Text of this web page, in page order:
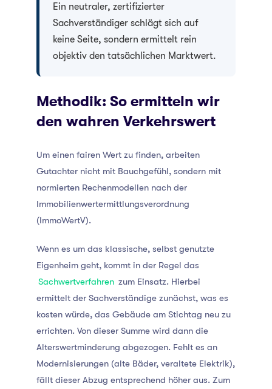
Ein neutraler, zertifizierter
Sachverständiger schlägt sich auf
keine Seite, sondern ermittelt rein
objektiv den tatsächlichen Marktwert.
Methodik: So ermitteln wir
den wahren Verkehrswert
Um einen fairen Wert zu finden, arbeiten
Gutachter nicht mit Bauchgefühl, sondern mit
normierten Rechenmodellen nach der
Immobilienwertermittlungsverordnung
(ImmoWertV).
Wenn es um das klassische, selbst genutzte
Eigenheim geht, kommt in der Regel das
Sachwertverfahren zum Einsatz. Hierbei
ermittelt der Sachverständige zunächst, was es
kosten würde, das Gebäude am Stichtag neu zu
errichten. Von dieser Summe wird dann die
Alterswertminderung abgezogen. Fehlt es an
Modernisierungen (alte Bäder, veraltete Elektrik),
fällt dieser Abzug entsprechend höher aus. Zum